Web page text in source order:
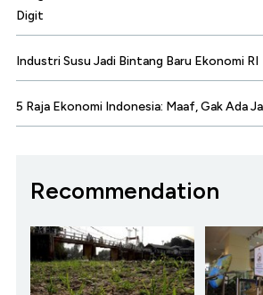
Digit
Industri Susu Jadi Bintang Baru Ekonomi RI
5 Raja Ekonomi Indonesia: Maaf, Gak Ada
Recommendation